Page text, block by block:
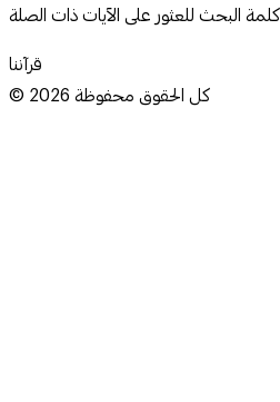
البحث للعثور على الآيات ذات الصلة
قرآننا
© 2026كل الحقوق محفوظة